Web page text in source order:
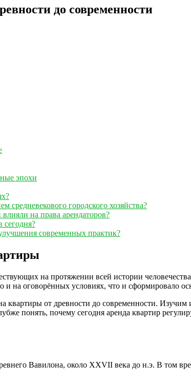
до современности
эпохи
городского хозяйства?
на права арендаторов?
сегодня?
современных практик?
на протяжении всей истории
на оговорённых условиях, что и сформировало
от древности до современности. Изучим
понять, почему сегодня аренда квартир
Вавилона, около XXVII века до н.э. В том